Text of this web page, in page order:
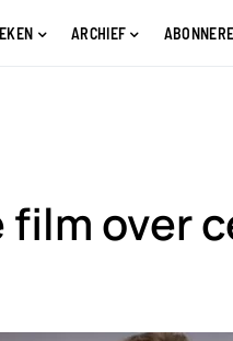
ARCHIEF
film over